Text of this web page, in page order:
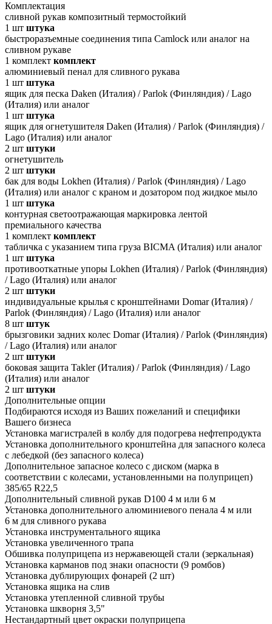
Комплектация
сливной рукав композитный термостойкий
1 шт штука
быстроразъемные соединения типа Camlock или аналог на
сливном рукаве
1 комплект комплект
алюминиевый пенал для сливного рукава
1 шт штука
ящик для песка Daken (Италия) / Parlok (Финляндия) / Lago
(Италия) или аналог
1 шт штука
ящик для огнетушителя Daken (Италия) / Parlok (Финляндия) /
Lago (Италия) или аналог
2 шт штуки
огнетушитель
2 шт штуки
бак для воды Lokhen (Италия) / Parlok (Финляндия) / Lago
(Италия) или аналог с краном и дозатором под жидкое мыло
1 шт штука
контурная светоотражающая маркировка лентой
премиального качества
1 комплект комплект
табличка с указанием типа груза BICMA (Италия) или аналог
1 шт штука
противооткатные упоры Lokhen (Италия) / Parlok (Финляндия)
/ Lago (Италия) или аналог
2 шт штуки
индивидуальные крылья с кронштейнами Domar (Италия) /
Parlok (Финляндия) / Lago (Италия) или аналог
8 шт штук
брызговики задних колес Domar (Италия) / Parlok (Финляндия)
/ Lago (Италия) или аналог
2 шт штуки
боковая защита Takler (Италия) / Parlok (Финляндия) / Lago
(Италия) или аналог
2 шт штуки
Дополнительные опции
Подбираются исходя из Ваших пожеланий и специфики
Вашего бизнеса
Установка магистралей в колбу для подогрева нефтепродукта
Установка дополнительного кронштейна для запасного колеса
с лебедкой (без запасного колеса)
Дополнительное запасное колесо с диском (марка в
соответствии с колесами, установленными на полуприцеп)
385/65 R22,5
Дополнительный сливной рукав D100 4 м или 6 м
Установка дополнительного алюминиевого пенала 4 м или
6 м для сливного рукава
Установка инструментального ящика
Установка увеличенного трапа
Обшивка полуприцепа из нержавеющей стали (зеркальная)
Установка карманов под знаки опасности (9 ромбов)
Установка дублирующих фонарей (2 шт)
Установка ящика на слив
Установка утепленной сливной трубы
Установка шкворня 3,5"
Нестандартный цвет окраски полуприцепа